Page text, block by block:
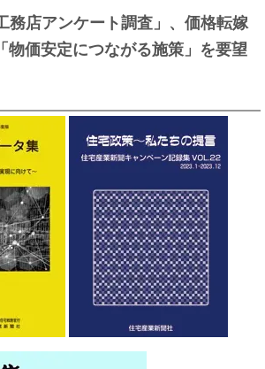
務店アンケート調査」、価格転嫁
物価安定につながる施策」を要望